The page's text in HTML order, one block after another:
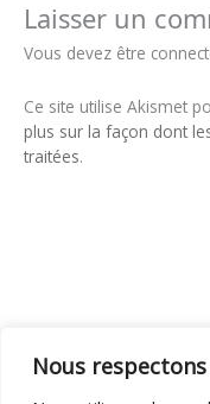
Nous
Laisser un
Vous devez être
Ce site utilise Akismet
plus sur la façon dont
traitées.